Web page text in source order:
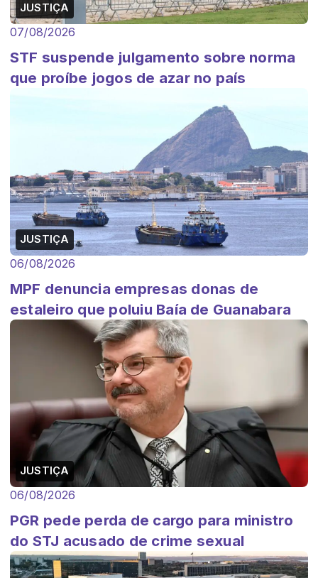
JUSTIÇA
07/08/2026
STF suspende julgamento sobre norma
que proíbe jogos de azar no país
JUSTIÇA
06/08/2026
MPF denuncia empresas donas de
estaleiro que poluiu Baía de Guanabara
JUSTIÇA
06/08/2026
PGR pede perda de cargo para ministro
do STJ acusado de crime sexual